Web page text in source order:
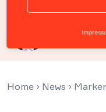
Home › News ›